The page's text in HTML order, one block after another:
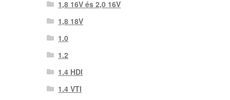
1,8 16V és 2,0 16V
1,8 18V
1.0
1.2
1.4 HDI
1.4 VTI